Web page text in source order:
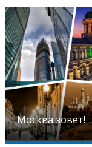
Москва зовёт!